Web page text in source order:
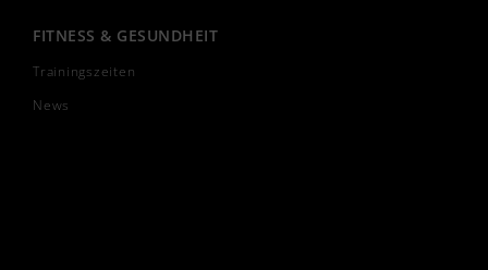
FITNESS & GESUNDHEIT
Trainingszeiten
News